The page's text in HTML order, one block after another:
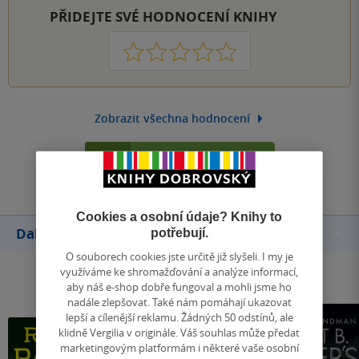
PŘIDEJTE SVÉ HODNOCENÍ KNIHY
1 2 3 4 5
Zobrazit všechna hodnocení
Další knihy autora
Cookies a osobní údaje? Knihy to
potřebují.
O souborech cookies jste určitě již slyšeli. I my je
využíváme ke shromažďování a analýze informací,
aby náš e-shop dobře fungoval a mohli jsme ho
nadále zlepšovat. Také nám pomáhají ukazovat
lepší a cílenější reklamu. Žádných 50 odstínů, ale
klidně Vergilia v originále. Váš souhlas může předat
marketingovým platformám i některé vaše osobní